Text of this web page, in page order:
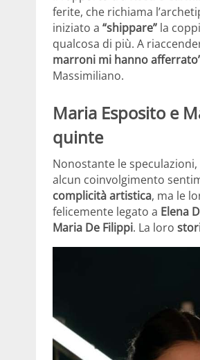
ferite, che richiama
iniziato a “shippare” la
qualcosa di più. A
marroni mi hanno
Massimiliano.
Maria Esposito e
quinte
Nonostante le speculazioni,
alcun coinvolgimento
complicità artistica, ma le
felicemente legato a Elena
Maria De Filippi. La loro